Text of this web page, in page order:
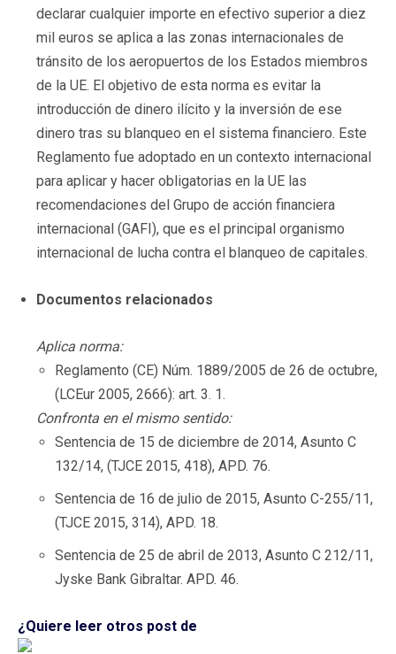
declarar cualquier importe en efectivo superior a diez
mil euros se aplica a las zonas internacionales de
tránsito de los aeropuertos de los Estados miembros
de la UE. El objetivo de esta norma es evitar la
introducción de dinero ilícito y la inversión de ese
dinero tras su blanqueo en el sistema financiero. Este
Reglamento fue adoptado en un contexto internacional
para aplicar y hacer obligatorias en la UE las
recomendaciones del Grupo de acción financiera
internacional (GAFI), que es el principal organismo
internacional de lucha contra el blanqueo de capitales.
Documentos relacionados
Aplica norma:
Reglamento (CE) Núm. 1889/2005 de 26 de octubre,
(LCEur 2005, 2666): art. 3. 1.
Confronta en el mismo sentido:
Sentencia de 15 de diciembre de 2014, Asunto C
132/14, (TJCE 2015, 418), APD. 76.
Sentencia de 16 de julio de 2015, Asunto C-255/11,
(TJCE 2015, 314), APD. 18.
Sentencia de 25 de abril de 2013, Asunto C 212/11,
Jyske Bank Gibraltar. APD. 46.
¿Quiere leer otros post de